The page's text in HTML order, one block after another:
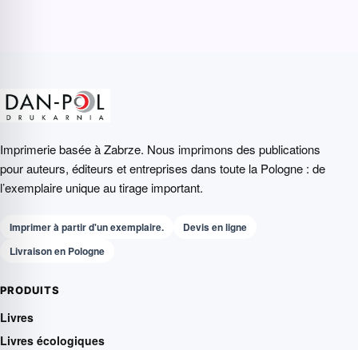
Imprimerie basée à Zabrze. Nous imprimons des publications
pour auteurs, éditeurs et entreprises dans toute la Pologne : de
l’exemplaire unique au tirage important.
Imprimer à partir d'un exemplaire.
Devis en ligne
Livraison en Pologne
PRODUITS
Livres
Livres écologiques